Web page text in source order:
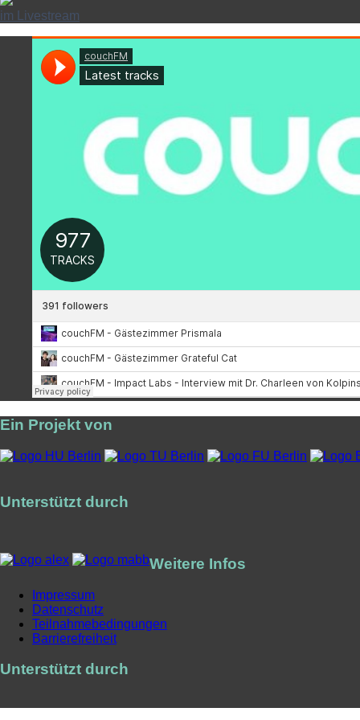
im Livestream
Ein Projekt von
Unterstützt durch
Weitere Infos
Impressum
Datenschutz
Teilnahmebedingungen
Barrierefreiheit
Unterstützt durch